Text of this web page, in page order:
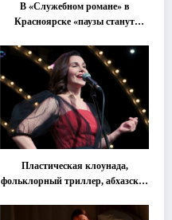
В «Служебном романе» в
Красноярске «паузы станут
Пластическая клоунада,
фольклорный триллер, абхазская
втором этапе фестиваля